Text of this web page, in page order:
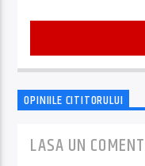
OPINIILE CITITORULUI
LASA UN